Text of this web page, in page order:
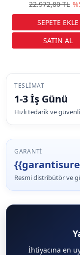
Yüksekliği |
Monofaze
22.972,80 TL
TESLIMAT
1-3 İş Günü
Hızlı tedarik ve
GARANTI
Resmi distribütör ve
İhtiyacına en